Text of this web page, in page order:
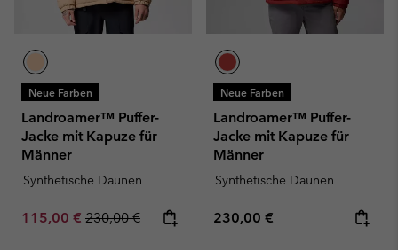
Neue Farben
Landroamer™ Puffer-
Jacke mit Kapuze für
Männer
Synthetische Daunen
Sale price:
115,00 € Regular price:
230,00 €
Neue Farben
Landroamer™ Puffer-
Jacke mit Kapuze für
Männer
Synthetische Daunen
Regular price:
230,00 €